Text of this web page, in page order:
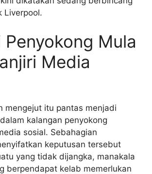
Liverpool.
Penyokong Mula
Media
mengejut itu pantas menjadi
kalangan penyokong
sosial. Sebahagian
keputusan tersebut
yang tidak dijangka, manakala
berpendapat kelab memerlukan